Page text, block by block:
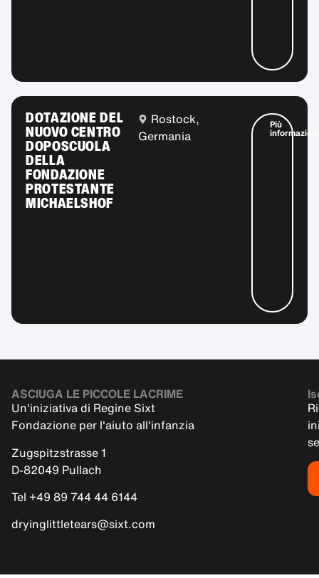
DOTAZIONE DEL
NUOVO CENTRO
DOPOSCUOLA
DELLA
FONDAZIONE
PROTESTANTE
MICHAELSHOF
Rostock,
Germania
Più
informazioni
ASCIUGA LE PICCOLE LACRIME
Un'iniziativa di Regine Sixt
Fondazione per l'aiuto all'infanzia
Zugspitzstrasse 1
D-82049 Pullach
Tel +49 89 744 44 6144
dryinglittletears@sixt.com